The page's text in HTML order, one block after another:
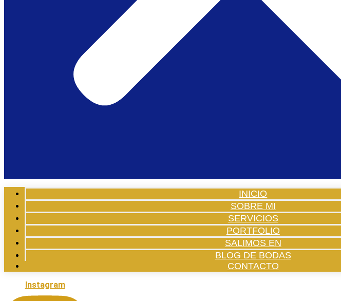
INICIO
SOBRE MI
SERVICIOS
PORTFOLIO
SALIMOS EN
BLOG DE BODAS
CONTACTO
Instagram